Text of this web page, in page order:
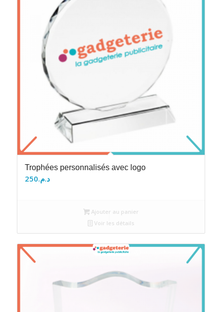
Trophées personnalisés avec logo
د.م.250
Ajouter au panier
Voir les détails